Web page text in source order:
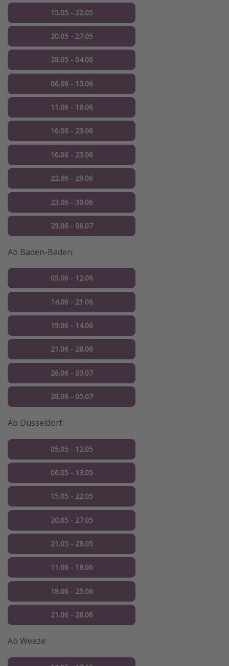
15.05 - 22.05
20.05 - 27.05
28.05 - 04.06
06.06 - 13.06
11.06 - 18.06
16.06 - 23.06
16.06 - 23.06
22.06 - 29.06
23.06 - 30.06
29.06 - 06.07
Ab Baden-Baden:
05.06 - 12.06
14.06 - 21.06
19.06 - 14.06
21.06 - 28.06
26.06 - 03.07
28.06 - 05.07
Ab Düsseldorf:
05.05 - 12.05
06.05 - 13.05
15.05 - 22.05
20.05 - 27.05
21.05 - 28.05
11.06 - 18.06
18.06 - 25.06
21.06 - 28.06
Ab Weeze: